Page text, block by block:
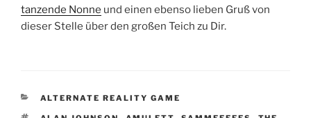
tanzende Nonne und einen ebenso lieben Gruß von
dieser Stelle über den großen Teich zu Dir.
KATEGORIEN
ALTERNATE REALITY GAME